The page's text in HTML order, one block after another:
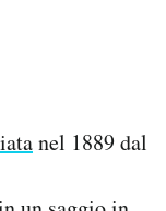
nel 1889 dal